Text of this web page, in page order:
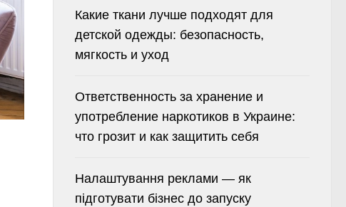
Какие ткани лучше подходят для
детской одежды: безопасность,
мягкость и уход
Ответственность за хранение и
употребление наркотиков в Украине:
что грозит и как защитить себя
Налаштування реклами — як
підготувати бізнес до запуску